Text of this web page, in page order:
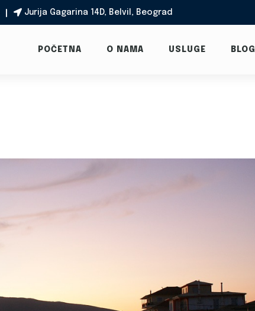
Jurija Gagarina 14D, Belvil, Beograd
POČETNA O NAMA USLUGE BLOG